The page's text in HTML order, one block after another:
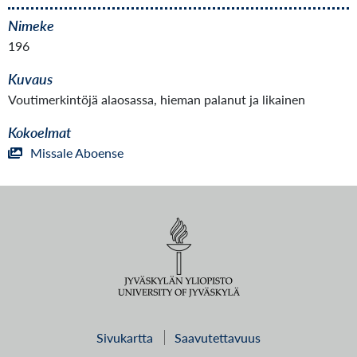
Nimeke
196
Kuvaus
Voutimerkintöjä alaosassa, hieman palanut ja likainen
Kokoelmat
Missale Aboense
Sivukartta Saavutettavuus